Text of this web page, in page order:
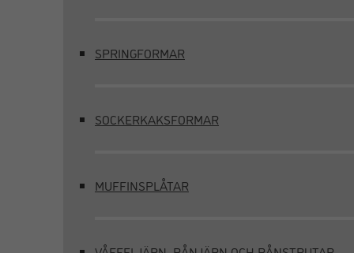
SPRINGFORMAR
SOCKERKAKSFORMAR
MUFFINSPLÅTAR